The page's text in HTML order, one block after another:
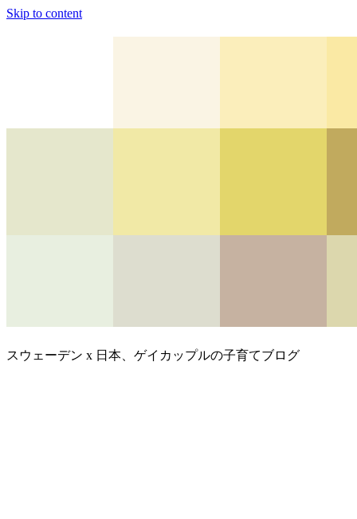
Skip to content
スウェーデン x 日本、ゲイカップルの子育てブログ